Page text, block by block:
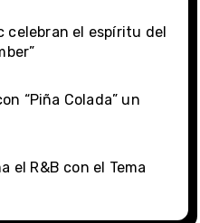
celebran el espíritu del
“Piña Colada” un
el R&B con el Tema